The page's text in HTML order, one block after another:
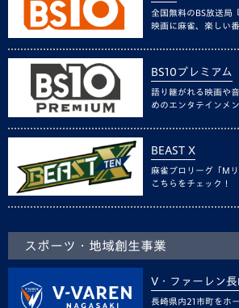
全国無料のBS放送局
映画に麻雀、楽しい
BS10プレミアム
語り継がれる映画や
めのエンタテインメ
BEAST X
麻雀プロリーグ「M
こちらをチェック！
スポーツ・地域創生事業
V・ファーレン
長崎県内21市町をホ